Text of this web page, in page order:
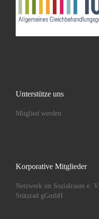
Unterstütze uns
Mitglied werden
Korporative Mitglieder
Netzwerk im Sozialraum e. V.
Stützrad gGmbH